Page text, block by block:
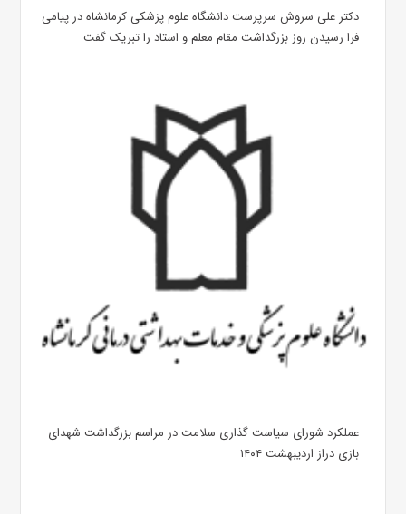
دکتر علی سروش سرپرست دانشگاه علوم پزشکی کرمانشاه در پیامی
فرا رسیدن روز بزرگداشت مقام معلم و استاد را تبریک گفت
عملکرد شورای سیاست گذاری سلامت در مراسم بزرگداشت شهدای
بازی دراز اردیبهشت ۱۴۰۴